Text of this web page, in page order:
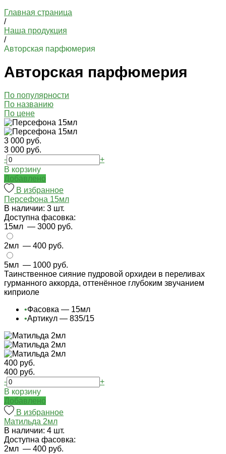
Главная страница
/
Наша продукция
/
Авторская парфюмерия
Авторская парфюмерия
По популярности
По названию
По цене
3 000 руб.
3 000 руб.
-
+
В корзину
Добавлено
В избранное
Персефона 15мл
В наличии: 3 шт.
Доступна фасовка:
15мл — 3000 руб.
2мл — 400 руб.
5мл — 1000 руб.
Таинственное сияние пудровой орхидеи в переливах
гурманного аккорда, оттенённое глубоким звучанием
киприоле
•Фасовка — 15мл
•Артикул — 835/15
400 руб.
400 руб.
-
+
В корзину
Добавлено
В избранное
Матильда 2мл
В наличии: 4 шт.
Доступна фасовка:
2мл — 400 руб.